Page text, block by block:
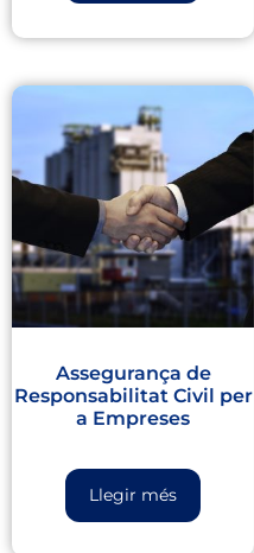
Assegurança de
Responsabilitat Civil per
a Empreses
Llegir més